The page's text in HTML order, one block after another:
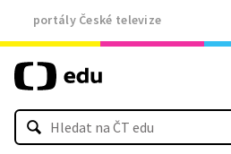
portály České televize